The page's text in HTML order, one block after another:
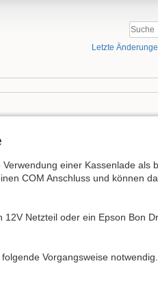
Letzte
einer Kassenlade als
COM Anschluss und können
Netzteil oder ein Epson Bon
Vorgangsweise notwendig.